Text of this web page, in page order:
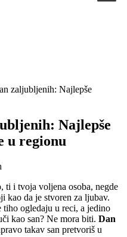
zaljubljenih: Najlepše
Najlepše
u regionu
ti i tvoja voljena osoba, negde
kao da je stvoren za ljubav.
tiho ogledaju u reci, a jedino
kao san? Ne mora biti. Dan
takav san pretvoriš u